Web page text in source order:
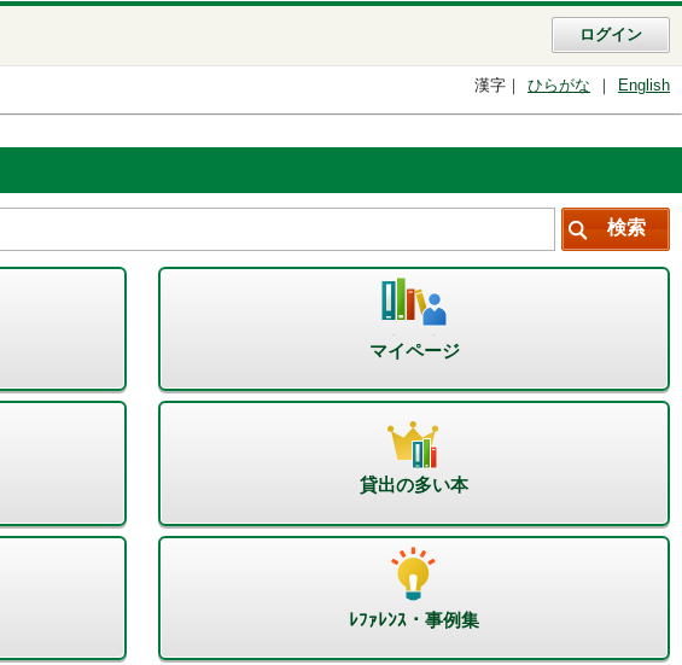
ログイン
漢字 ひらがな English
マイページ
貸出の多い本
ﾚﾌｧﾚﾝｽ・事例集